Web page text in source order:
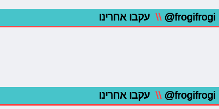
@frogifrogi
\\ עקבו אחרינו
@frogifrogi
\\ עקבו אחרינו